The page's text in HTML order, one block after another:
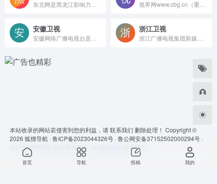
安徽卫视 浙江卫视
本站收录的网站若侵害到您的利益，请联系我们 删除处理！ Copyright ©
2026 狐狸导航 ·鲁ICP备2023044326号 ·鲁公网安备37152502000294号 ·
本站由蜜蜂图床 提供图像服务 · 由 强力驱动
首页 导航 投稿 我的